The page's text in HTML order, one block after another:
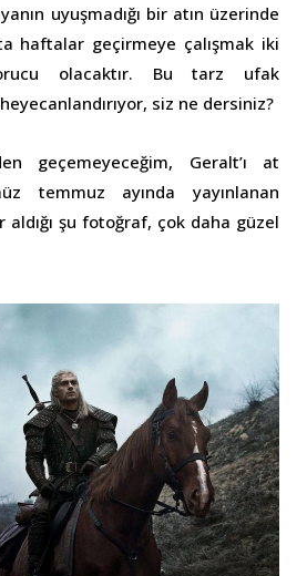
uyuşmadığı bir atın üzerinde
haftalar geçirmeye çalışmak iki
olacaktır. Bu tarz ufak
siz ne dersiniz?
geçemeyeceğim, Geralt’ı at
temmuz ayında yayınlanan
şu fotoğraf, çok daha güzel